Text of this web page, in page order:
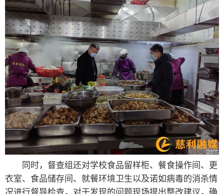
同时，督查组还对学校食品留样柜、餐食操作间、更
衣室、食品储存间、就餐环境卫生以及诺如病毒的消杀情
况进行督导检查，对于发现的问题现场提出整改建议，确